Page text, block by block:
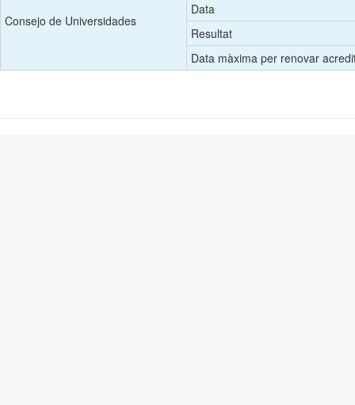
Consejo de Universidades
Data
Resultat
Data màxima per renovar